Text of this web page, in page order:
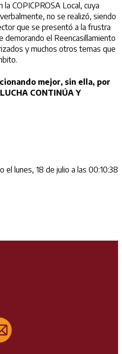
COPICPROSA Local, cuya
no se realizó, siendo
que se presentó a la frustra
demorando el Reencasillamiento
y muchos otros temas que
mejor, sin ella, por
CONTINÚA Y
el lunes, 18 de julio a las 00:10:38